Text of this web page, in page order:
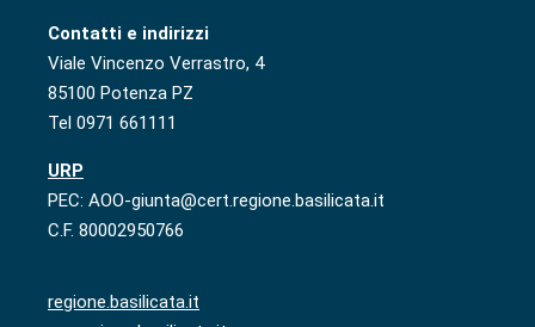
Contatti e indirizzi
Viale Vincenzo Verrastro, 4
85100 Potenza PZ
Tel 0971 661111
URP
PEC: AOO-giunta@cert.regione.basilicata.it
C.F. 80002950766
regione.basilicata.it